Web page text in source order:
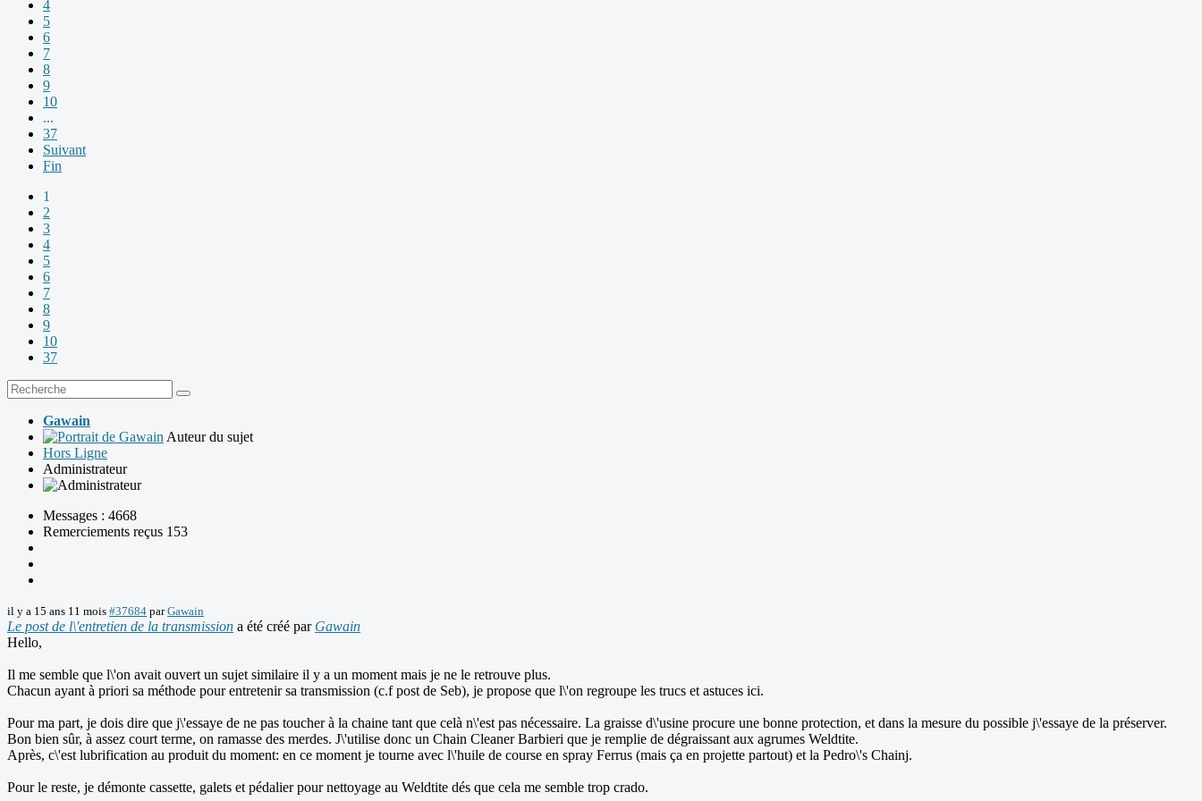
4
5
6
7
8
9
10
...
37
Suivant
Fin
1
2
3
4
5
6
7
8
9
10
37
Gawain
Auteur du sujet
Hors Ligne
Administrateur
Messages : 4668
Remerciements reçus 153
il y a 15 ans 11 mois #37684 parGawain
Le post de l\'entretien de la transmission a été créé par Gawain
Hello,
Il me semble que l\'on avait ouvert un sujet similaire il y a un moment mais je ne le retrouve plus.
Chacun ayant à priori sa méthode pour entretenir sa transmission (c.f post de Seb), je propose que l\'on regroupe les trucs et astuces ici.
Pour ma part, je dois dire que j\'essaye de ne pas toucher à la chaine tant que celà n\'est pas nécessaire. La graisse d\'usine procure une bonne protection, et dans la mesure du possible j\'essaye de la préserver.
Bon bien sûr, à assez court terme, on ramasse des merdes. J\'utilise donc un Chain Cleaner Barbieri que je remplie de dégraissant aux agrumes Weldtite.
Après, c\'est lubrification au produit du moment: en ce moment je tourne avec l\'huile de course en spray Ferrus (mais ça en projette partout) et la Pedro\'s Chainj.
Pour le reste, je démonte cassette, galets et pédalier pour nettoyage au Weldtite dés que cela me semble trop crado.